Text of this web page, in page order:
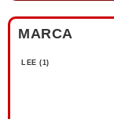
MARCA
LEE (1)